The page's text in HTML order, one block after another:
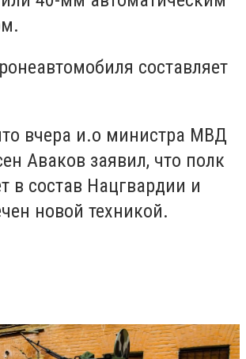
составляет
вчера и.о министра МВД
Аваков заявил, что полк
в состав Нацгвардии и
новой техникой.